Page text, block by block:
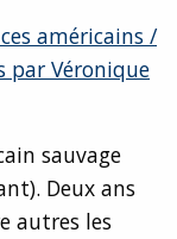
américains /
par Véronique
sauvage
Deux ans
autres les